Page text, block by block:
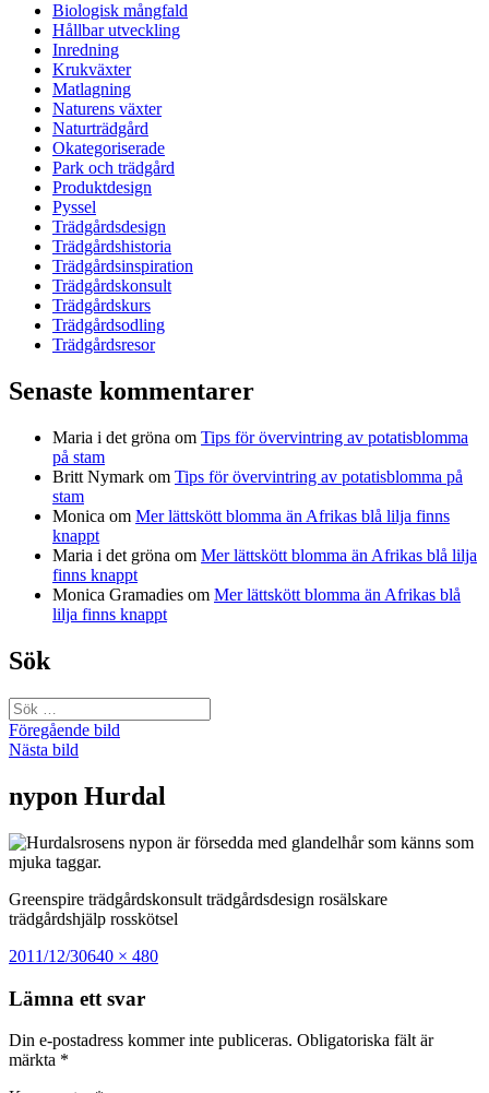
Biologisk mångfald
Hållbar utveckling
Inredning
Krukväxter
Matlagning
Naturens växter
Naturträdgård
Okategoriserade
Park och trädgård
Produktdesign
Pyssel
Trädgårdsdesign
Trädgårdshistoria
Trädgårdsinspiration
Trädgårdskonsult
Trädgårdskurs
Trädgårdsodling
Trädgårdsresor
Senaste kommentarer
Maria i det gröna om Tips för övervintring av potatisblomma
på stam
Britt Nymark om Tips för övervintring av potatisblomma på
stam
Monica om Mer lättskött blomma än Afrikas blå lilja finns
knappt
Maria i det gröna om Mer lättskött blomma än Afrikas blå lilja
finns knappt
Monica Gramadies om Mer lättskött blomma än Afrikas blå
lilja finns knappt
Sök
Sök
efter:
Föregående bild
Nästa bild
nypon Hurdal
Greenspire trädgårdskonsult trädgårdsdesign rosälskare
trädgårdshjälp rosskötsel
Postat
2011/12/30Full
640 × 480
Lämna ett svar
Din e-postadress kommer inte publiceras. Obligatoriska fält är
märkta *